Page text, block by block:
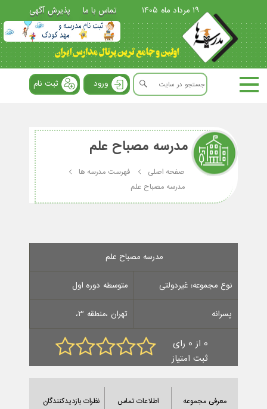
19 مرداد ماه 1405 تماس با ما پذیرش آگهی
ورود ثبت نام
مدرسه مصباح علم
صفحه اصلی
فهرست مدرسه ها
مدرسه مصباح علم
مدرسه مصباح علم
نوع مجموعه: غیردولتی متوسطه دوره اول
پسرانه تهران ،منطقه 3،
0 از 0 رای
ثبت امتیاز
معرفی مجموعه اطلاعات تماس نظرات بازدیدکنندگان